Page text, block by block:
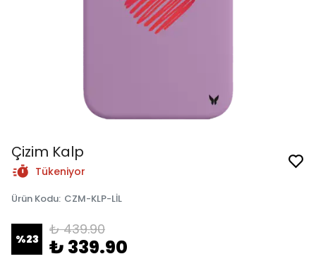
Çizim Kalp
Tükeniyor
Ürün Kodu: CZM-KLP-LİL
%23
₺ 439.90
₺ 339.90